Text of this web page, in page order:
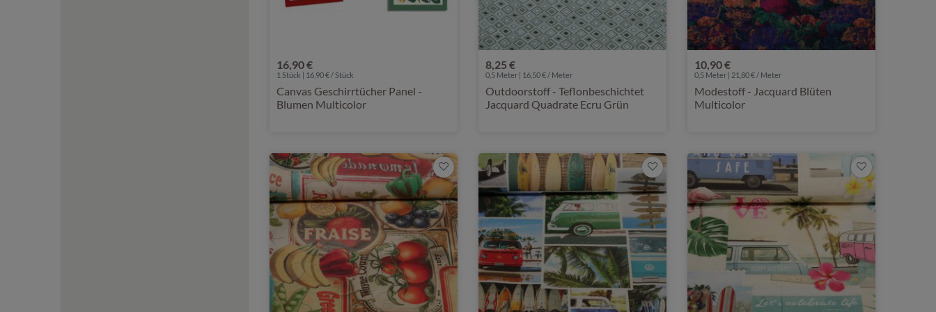
16,90 €
1 Stück | 16,90 € / Stück
Canvas Geschirrtücher Panel -
Blumen Multicolor
8,25 €
0,5 Meter | 16,50 € / Meter
Outdoorstoff - Teflonbeschichtet
Jacquard Quadrate Ecru Grün
10,90 €
0,5 Meter | 21,80 € / Meter
Modestoff - Jacquard Blüten
Multicolor